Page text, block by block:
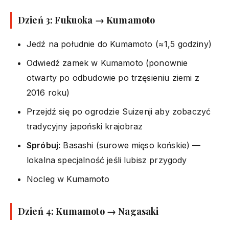
Dzień 3: Fukuoka → Kumamoto
Jedź na południe do Kumamoto (≈1,5 godziny)
Odwiedź zamek w Kumamoto (ponownie
otwarty po odbudowie po trzęsieniu ziemi z
2016 roku)
Przejdź się po ogrodzie Suizenji aby zobaczyć
tradycyjny japoński krajobraz
Spróbuj: Basashi (surowe mięso końskie) —
lokalna specjalność jeśli lubisz przygody
Nocleg w Kumamoto
Dzień 4: Kumamoto → Nagasaki